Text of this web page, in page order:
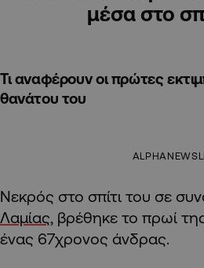
μέσα στο
Τι αναφέρουν οι πρώτες
θανάτου του
Νεκρός στο σπίτι του σε
Λαμίας, βρέθηκε το πρωί
ένας 67χρονος άνδρας.